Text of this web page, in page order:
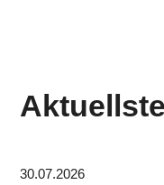
30.07.2026